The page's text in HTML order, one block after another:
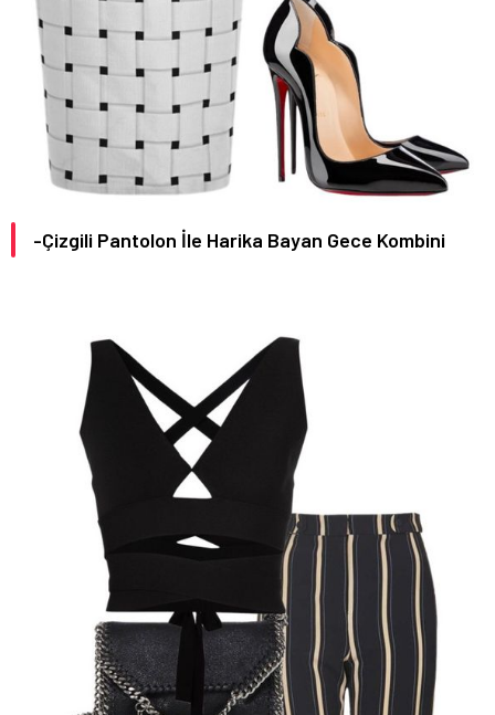
-Çizgili Pantolon İle Harika Bayan Gece Kombini